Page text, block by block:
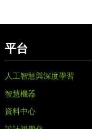
平台
人工智慧與深度學習
智慧機器
資料中心